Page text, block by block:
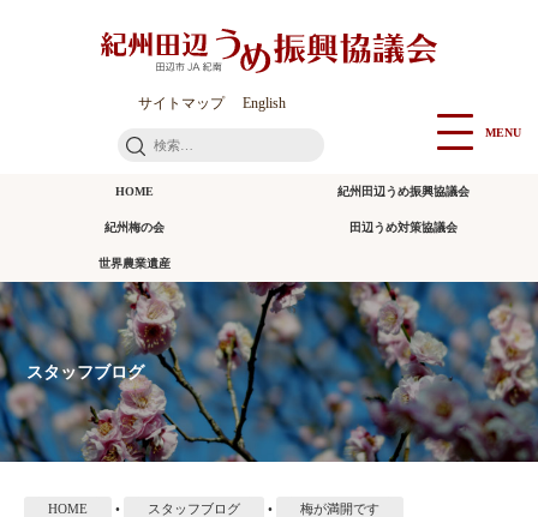
サイトマップ English
検
MENU
HOME 紀州田辺うめ振興協議会
紀州梅の会 田辺うめ対策協議会
世界農業遺産
スタッフブログ
HOME • スタッフブログ • 梅が満開です